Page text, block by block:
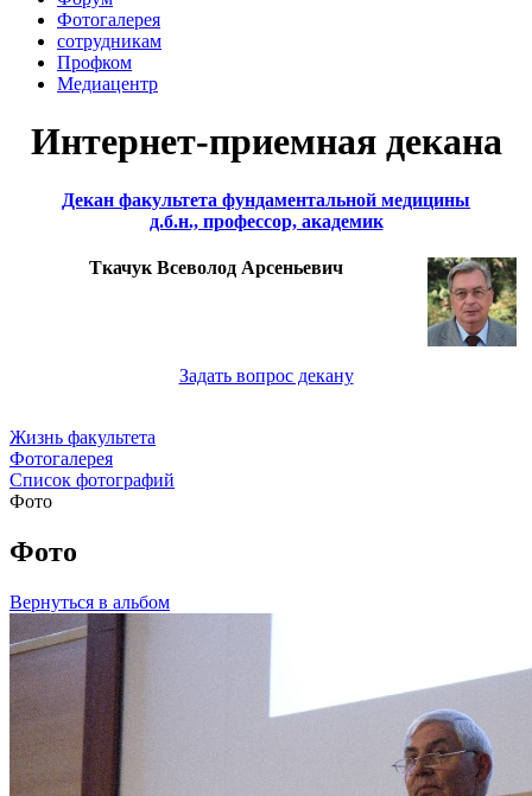
Фотогалерея
сотрудникам
Профком
Медиацентр
Интернет-приемная декана
Декан факультета фундаментальной медицины
д.б.н., профессор, академик
Ткачук Всеволод Арсеньевич
Задать вопрос декану
Жизнь факультета
Фотогалерея
Список фотографий
Фото
Фото
Вернуться в альбом